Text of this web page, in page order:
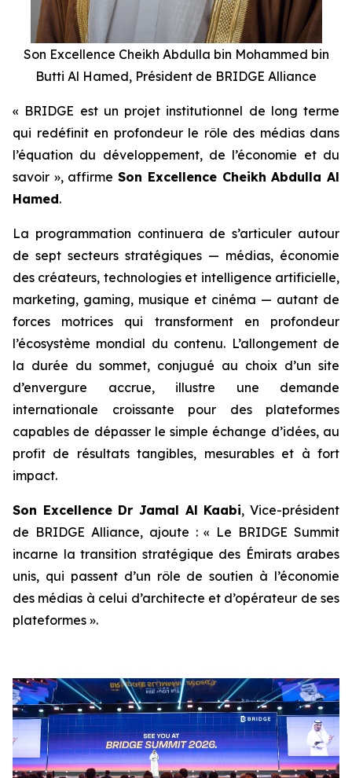
Son Excellence Cheikh Abdulla bin Mohammed bin
Butti Al Hamed, Président de BRIDGE Alliance
« BRIDGE est un projet institutionnel de long terme
qui redéfinit en profondeur le rôle des médias dans
l’équation du développement, de l’économie et du
savoir », affirmeSon Excellence Cheikh Abdulla Al
Hamed.
La programmation continuera de s’articuler autour
de sept secteurs stratégiques — médias, économie
des créateurs, technologies et intelligence artificielle,
marketing, gaming, musique et cinéma — autant de
forces motrices qui transforment en profondeur
l’écosystème mondial du contenu. L’allongement de
la durée du sommet, conjugué au choix d’un site
d’envergure accrue, illustre une demande
internationale croissante pour des plateformes
capables de dépasser le simple échange d’idées, au
profit de résultats tangibles, mesurables et à fort
impact.
Son Excellence Dr Jamal Al Kaabi, Vice-président
de BRIDGE Alliance, ajoute : « Le BRIDGE Summit
incarne la transition stratégique des Émirats arabes
unis, qui passent d’un rôle de soutien à l’économie
des médias à celui d’architecte et d’opérateur de ses
plateformes ».